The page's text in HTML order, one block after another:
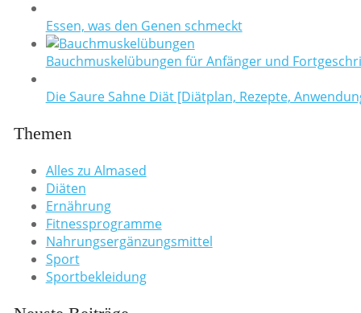
Essen, was den Genen schmeckt
Bauchmuskelübungen für Anfänger und
Die Saure Sahne Diät [Diätplan, Rezepte,
Themen
Alles zu Almased
Diäten
Ernährung
Fitnessprogramme
Nahrungsergänzungsmittel
Sport
Sportbekleidung